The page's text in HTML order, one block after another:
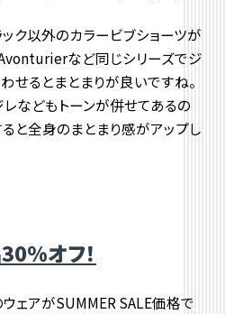
ク以外のカラービブショーツが
など同じシリーズでジ
せるとまとまりが良いですね。
レなどもトーンが併せてあるの
と全身のまとまり感がアップし
％オフ！
ェアがSUMMER SALE価格で